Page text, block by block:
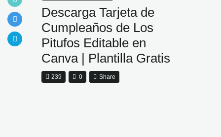
Vector
Categoría
Descarga Tarjeta de
Cumpleaños de Los
Pitufos Editable en
Canva | Plantilla Gratis
239 0 Share